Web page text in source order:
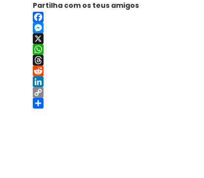
Partilha com os teus amigos
Facebook
Messenger
X
WhatsApp
Threads
Reddit
LinkedIn
Copy